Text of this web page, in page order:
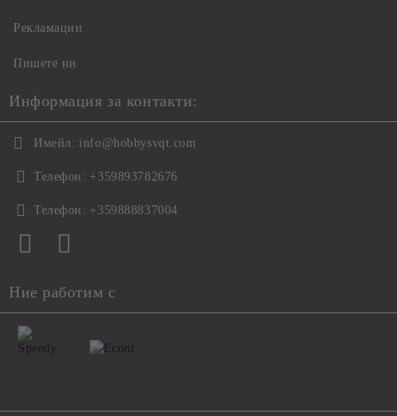
Рекламации
Пишете ни
Информация за контакти:
Имейл: info@hobbysvqt.com
Телефон: +359893782676
Телефон: +359888837004
Ние работим с